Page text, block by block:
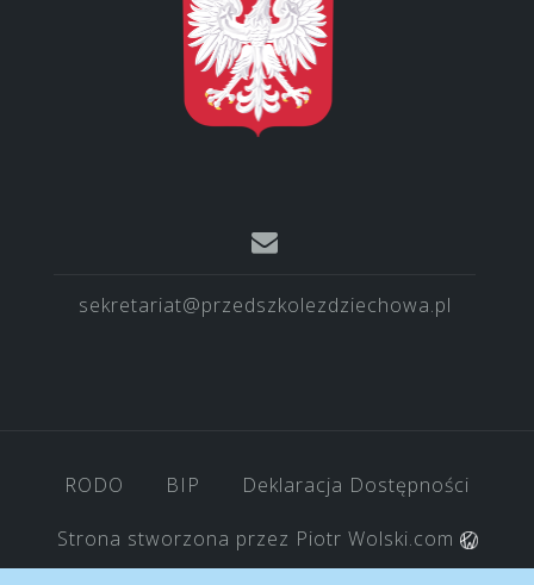
sekretariat@przedszkolezdziechowa.pl
RODO BIP Deklaracja Dostępności
Strona stworzona przez Piotr Wolski.com